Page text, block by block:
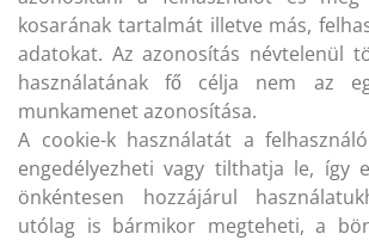
kosarának tartalmát illetve más,
adatokat. Az azonosítás névtelenül
használatának fő célja nem az
munkamenet azonosítása.
A cookie-k használatát a
engedélyezheti vagy tilthatja le, így
önkéntesen hozzájárul
utólag is bármikor megteheti, a